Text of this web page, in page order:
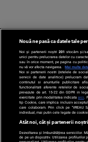
SPORT
Nouă ne pasă ca datele tale
Noi și partenerii noștri 201 stocăm și/
unici pentru prelucrarea datelor cu
sau în orice moment, pe pagina cu
nu vă vor afecta navigarea.
Mai multe
Noi si partenerii nostri (retelele de
servicii de date analitice) prelucram
continutul si anunturile publicitare
functionalitati aferente retelelor de
prevazute de art. 15-22 din GDPR in
exercitate prin modalitatea indicataaici .
tip Cookie, care implica inclusiv
care colaboram. Prin click pe “VREAU
individual, mai putin cele legate de
Atât noi, cât și partenerii
Dezvoltarea și îmbunătățirea serviciilor.
de pe un dispozitiv. Utilizarea profilurilor